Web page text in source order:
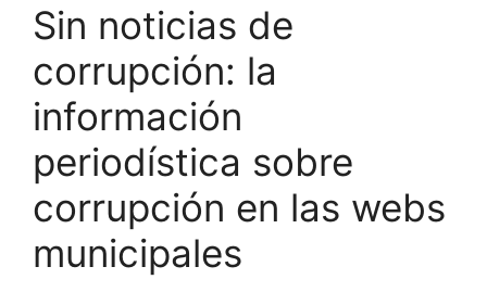
o
o
k
y
n tir
Sin noticias de
corrupción: la
información
periodística sobre
corrupción en las webs
municipales